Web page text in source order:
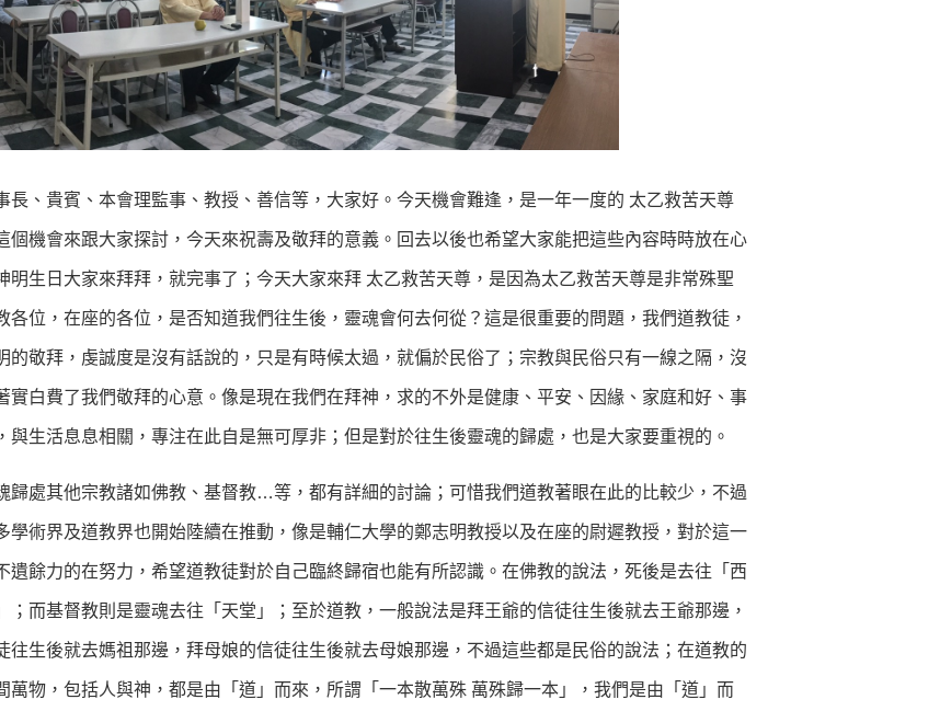
、貴賓、本會理監事、教授、善信等，大家好。今天機會難逢，是一年一度的 太乙救苦天尊
個機會來跟大家探討，今天來祝壽及敬拜的意義。回去以後也希望大家能把這些內容時時放在心
明生日大家來拜拜，就完事了；今天大家來拜 太乙救苦天尊，是因為太乙救苦天尊是非常殊聖
各位，在座的各位，是否知道我們往生後，靈魂會何去何從？這是很重要的問題，我們道教徒，
的敬拜，虔誠度是沒有話說的，只是有時候太過，就偏於民俗了；宗教與民俗只有一線之隔，沒
實白費了我們敬拜的心意。像是現在我們在拜神，求的不外是健康、平安、因緣、家庭和好、事
生活息息相關，專注在此自是無可厚非；但是對於往生後靈魂的歸處，也是大家要重視的。
處其他宗教諸如佛教、基督教…等，都有詳細的討論；可惜我們道教著眼在此的比較少，不過
學術界及道教界也開始陸續在推動，像是輔仁大學的鄭志明教授以及在座的尉遲教授，對於這一
遺餘力的在努力，希望道教徒對於自己臨終歸宿也能有所認識。在佛教的說法，死後是去往「西
；而基督教則是靈魂去往「天堂」；至於道教，一般說法是拜王爺的信徒往生後就去王爺那邊，
往生後就去媽祖那邊，拜母娘的信徒往生後就去母娘那邊，不過這些都是民俗的說法；在道教的
萬物，包括人與神，都是由「道」而來，所謂「一本散萬殊 萬殊歸一本」，我們是由「道」而